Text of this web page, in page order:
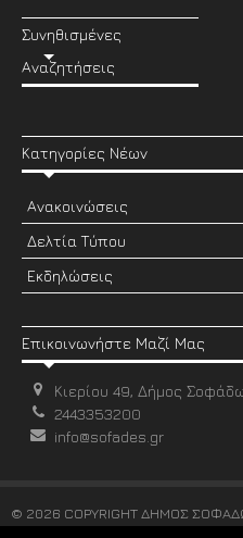
Συνηθισμένες
Αναζητήσεις
Κατηγορίες Νέων
Ανακοινώσεις
Δελτία Τύπου
Εκδηλώσεις
Επικοινωνήστε Μαζί Μας
Κιερίου 49, Δήμος
2443353200
info@sofades.gr
© 2026 COPYRIGHT ΔΗΜΟΣ